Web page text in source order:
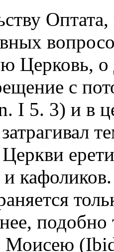
Церковь, о
с
I 5. 3) и в
Моисею